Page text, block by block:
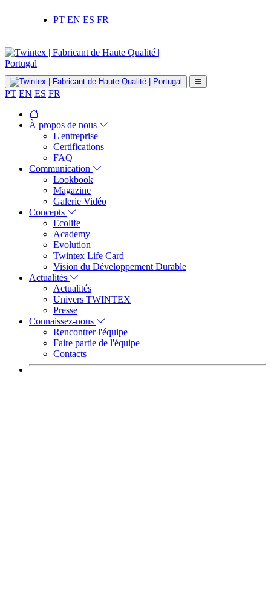
PT EN ES FR
PT EN ES FR
À propos de nous
L'entreprise
Certifications
FAQ
Communication
Lookbook
Magazine
Galerie Vidéo
Concepts
Ecolife
Academy
Evolution
Twintex Life Card
Vision du Développement Durable
Actualités
Actualités
Univers TWINTEX
Presse
Connaissez-nous
Rencontrer l'équipe
Faire partie de l'équipe
Contacts